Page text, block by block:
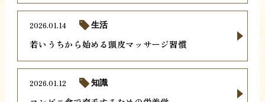
若いうちから始める頭皮マッサージ習慣
2026.01.14 生活
2026.01.12 知識